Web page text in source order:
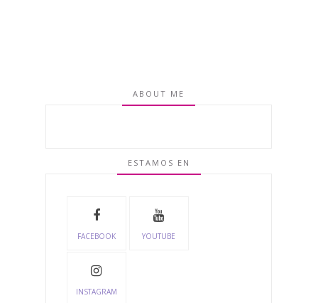
ABOUT ME
ESTAMOS EN
FACEBOOK YOUTUBE
INSTAGRAM